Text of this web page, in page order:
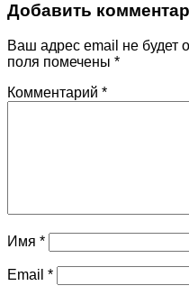
Добавить
Ваш адрес email не будет
поля помечены *
Комментарий *
Имя *
Email *